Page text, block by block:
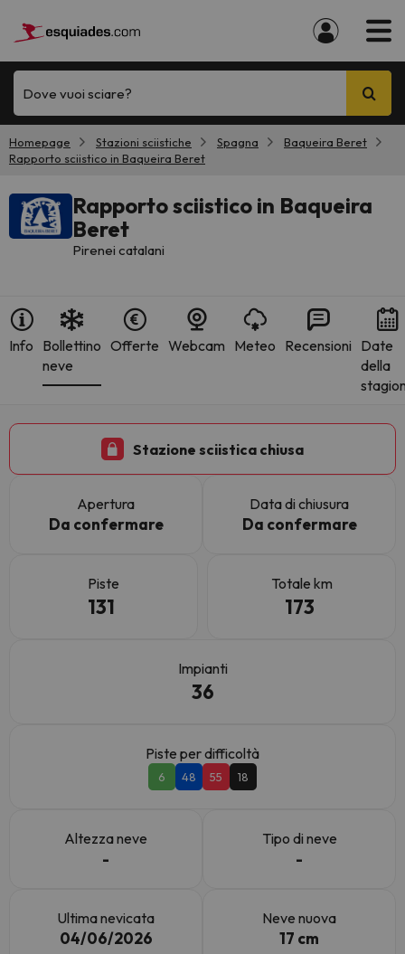
Dove vuoi sciare?
Homepage Stazioni sciistiche Spagna
Baqueira Beret
Rapporto sciistico in Baqueira Beret
Rapporto sciistico in Baqueira
Beret
Pirenei catalani
Info Bollettino
neve
Offerte Webcam Meteo Recensioni Date
della
Stazione sciistica chiusa
Apertura
Da confermare
Data di chiusura
Da confermare
Piste
131
Totale km
173
Impianti
36
Piste per difficoltà
6 48 55 18
Altezza neve
-
Tipo di neve
-
Ultima nevicata
04/06/2026
Neve nuova
17 cm